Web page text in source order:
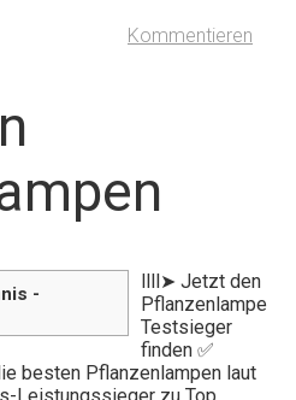
Kommentieren
-
llll➤ Jetzt den
Pflanzenlampe
Testsieger
finden ✅
besten Pflanzenlampen laut